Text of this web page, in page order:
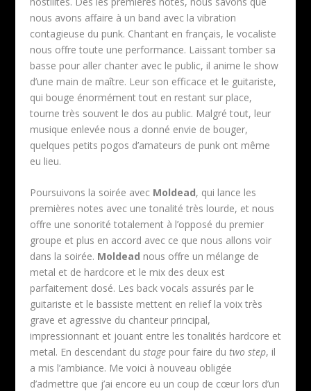
nous avons affaire à un band avec la vibration
contagieuse du punk. Chantant en français, le vocaliste
nous offre toute une performance. Laissant tomber sa
basse pour aller chanter avec le public, il anime le show
d’une main de maître. Leur son efficace et le guitariste,
qui bouge énormément tout en restant sur place,
tourne très souvent le dos au public. Malgré tout, leur
musique enlevée nous a donné envie de bouger,
quelques petits pogos d’amateurs de punk ont même
eu lieu.
Poursuivons la soirée avec Moldead, qui lance les
premières notes avec une tonalité très lourde, et nous
offre une sonorité totalement à l’opposé du premier
groupe et plus en accord avec ce que nous allons voir
dans la soirée. Moldead nous offre un mélange de
metal et de hardcore et le mix des deux est
parfaitement dosé. Les back vocals assurés par le
guitariste et le bassiste mettent en relief la voix très
grave et agressive du chanteur principal,
impressionnant et jouant entre les tonalités hardcore et
metal. En descendant du stage pour faire du two step, il
a mis l’ambiance. Me voici à nouveau obligée
d’admettre que j’ai encore eu un coup de cœur lors d’un